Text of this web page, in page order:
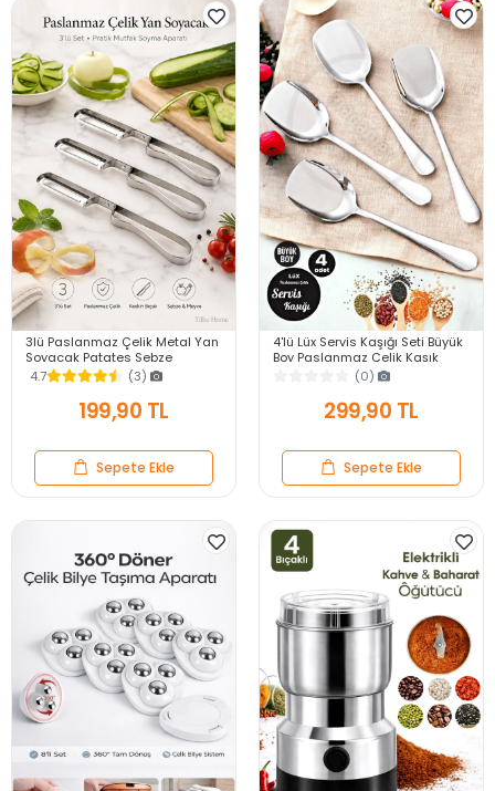
3lü Paslanmaz Çelik Metal Yan
Soyacak Patates Sebze
Salatalık Havuç Soyacağı
Mutfak Soyma Aparatı
4.7 (3)
199,90 TL
Sepete Ekle
4'lü Lüx Servis Kaşığı Seti Büyük
Boy Paslanmaz Çelik Kaşık
Salata Yemek Mutfak Kaşığı
(0)
299,90 TL
Sepete Ekle